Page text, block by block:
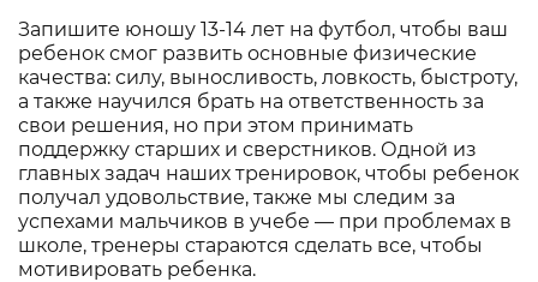
Запишите юношу 13-14 лет на футбол, чтобы ваш
ребенок смог развить основные физические
качества: силу, выносливость, ловкость, быстроту,
а также научился брать на ответственность за
свои решения, но при этом принимать
поддержку старших и сверстников. Одной из
главных задач наших тренировок, чтобы ребенок
получал удовольствие, также мы следим за
успехами мальчиков в учебе — при проблемах в
школе, тренеры стараются сделать все, чтобы
мотивировать ребенка.